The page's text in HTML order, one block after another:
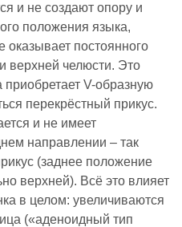
и не создают опору и
положения языка,
оказывает постоянного
верхней челюсти. Это
V-образную
перекрёстный прикус.
и не имеет
направлении – так
(заднее положение
верхней). Всё это влияет
в целом: увеличиваются
(«аденоидный тип